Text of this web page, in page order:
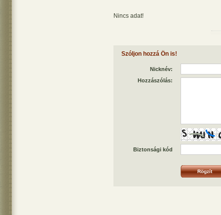
Nincs adat!
Szóljon hozzá Ön is!
Nicknév:
Hozzászólás:
Biztonsági kód